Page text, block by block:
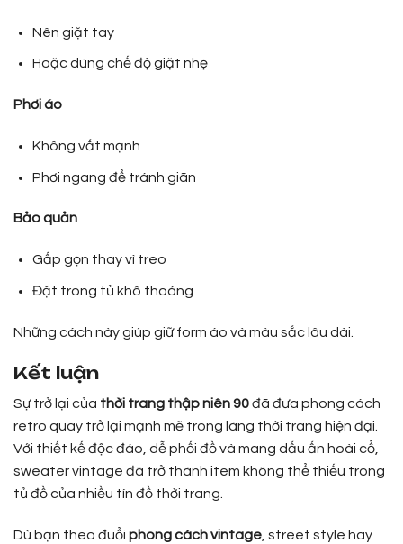
Nên giặt tay
Hoặc dùng chế độ giặt nhẹ
Phơi áo
Không vắt mạnh
Phơi ngang để tránh giãn
Bảo quản
Gấp gọn thay vì treo
Đặt trong tủ khô thoáng
Những cách này giúp giữ form áo và màu sắc lâu dài.
Kết luận
Sự trở lại của thời trang thập niên 90đã đưa phong cách
retro quay trở lại mạnh mẽ trong làng thời trang hiện đại.
Với thiết kế độc đáo, dễ phối đồ và mang dấu ấn hoài cổ,
sweater vintage đã trở thành item không thể thiếu trong
tủ đồ của nhiều tín đồ thời trang.
Dù bạn theo đuổi phong cách vintage , street style hay